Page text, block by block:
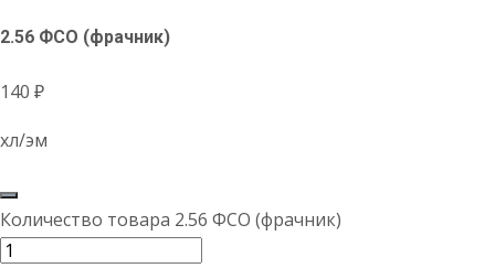
2.56 ФСО (фрачник)
140 ₽
хл/эм
Количество товара 2.56 ФСО (фрачник)